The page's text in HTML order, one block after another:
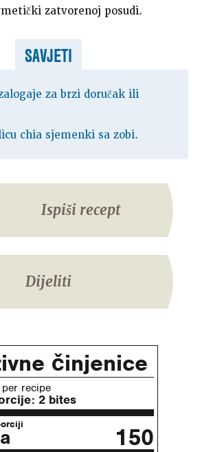
zatvorenoj posudi.
SAVJETI
za brzi doručak ili
chia sjemenki sa zobi.
Ispiši recept
Dijeliti
činjenice
recipe
2 bites
150